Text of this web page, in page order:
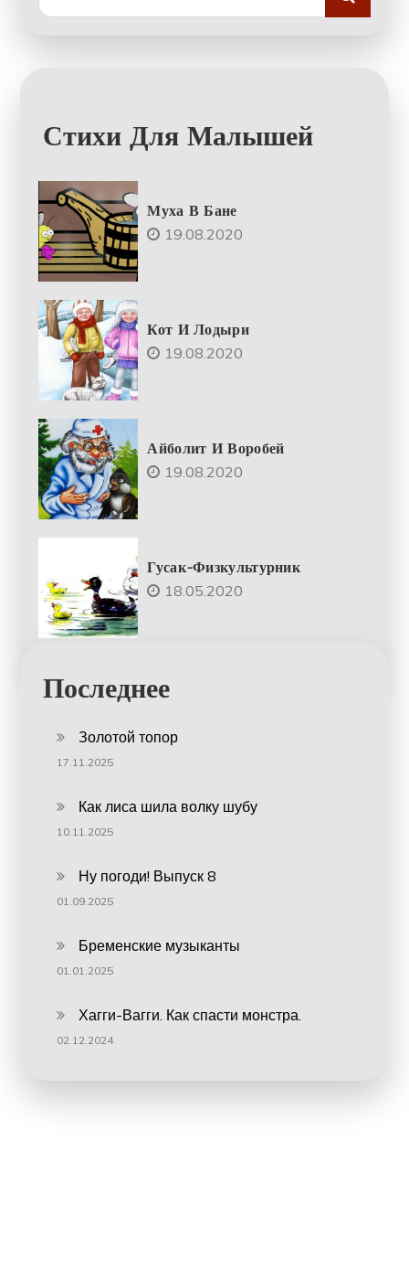
for:
Стихи Для Малышей
Муха В Бане
19.08.2020
Кот И Лодыри
19.08.2020
Айболит И Воробей
19.08.2020
Гусак-Физкультурник
18.05.2020
Последнее
Золотой топор
17.11.2025
Как лиса шила волку шубу
10.11.2025
Ну погоди! Выпуск 8
01.09.2025
Бременские музыканты
01.01.2025
Хагги-Вагги. Как спасти монстра.
02.12.2024